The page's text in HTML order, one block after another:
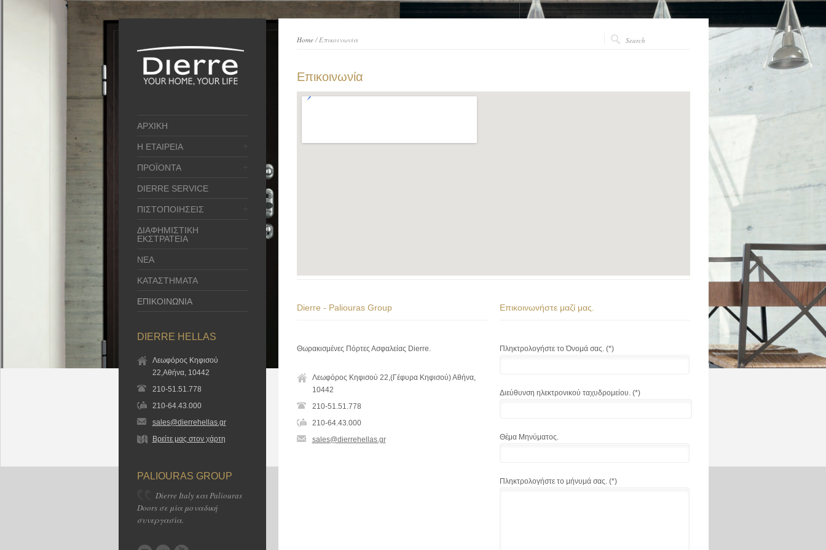
ΑΡΧΙΚΗ
Η ΕΤΑΙΡΕΙΑ
ΠΡΟΪΟΝΤΑ
DIERRE SERVICE
ΠΙΣΤΟΠΟΙΗΣΕΙΣ
ΔΙΑΦΗΜΙΣΤΙΚΗ
ΕΚΣΤΡΑΤΕΙΑ
ΝΕΑ
ΚΑΤΑΣΤΗΜΑΤΑ
ΕΠΙΚΟΙΝΩΝΙΑ
DIERRE HELLAS
Λεωφόρος Κηφισού
22,Αθήνα, 10442
210-51.51.778
210-64.43.000
sales@dierrehellas.gr
Βρείτε μας στον χάρτη
PALIOURAS GROUP
Dierre Italy και Paliouras
Doors σε μία μοναδική
συνεργασία.
Home/ Επικοινωνία
Επικοινωνία
Dierre - Paliouras Group
Θωρακισμένες Πόρτες Ασφαλείας Dierre.
Λεωφόρος Κηφισού 22,(Γέφυρα Κηφισού) Αθήνα,
10442
210-51.51.778
210-64.43.000
sales@dierrehellas.gr
Επικοινωνήστε μαζί μας.
Πληκτρολογήστε το Όνομά σας. (*)
Διεύθυνση ηλεκτρονικού ταχυδρομείου. (*)
Θέμα Μηνύματος.
Πληκτρολογήστε το μήνυμά σας. (*)